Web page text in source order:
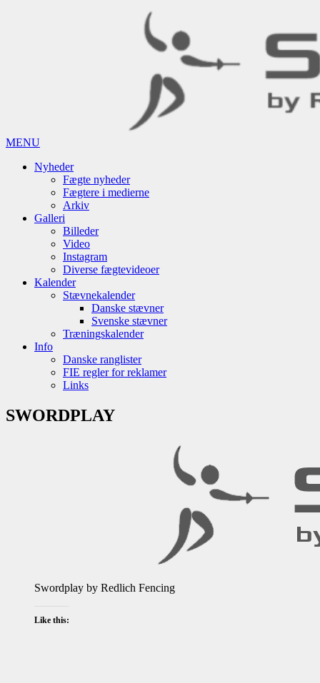
MENU
Nyheder
Fægte nyheder
Fægtere i medierne
Arkiv
Galleri
Billeder
Video
Instagram
Diverse fægtevideoer
Kalender
Stævnekalender
Danske stævner
Svenske stævner
Træningskalender
Info
Danske ranglister
FIE regler for reklamer
Links
SWORDPLAY
Swordplay by Redlich Fencing
Like this: